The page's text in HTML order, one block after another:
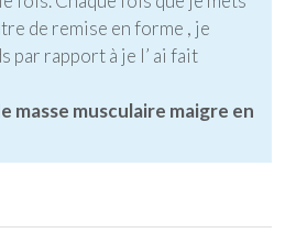
de remise en forme , je
par rapport à je l’ ai fait
masse musculaire maigre en